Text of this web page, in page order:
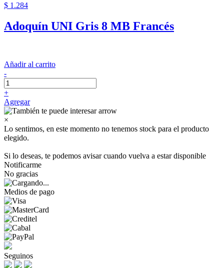
$ 1.284
Adoquín UNI Gris 8 MB Francés
Añadir al carrito
-
+
Agregar
×
Lo sentimos, en este momento no tenemos stock para el producto
elegido.
Si lo deseas, te podemos avisar cuando vuelva a estar disponible
Notificarme
No gracias
Medios de pago
Seguinos